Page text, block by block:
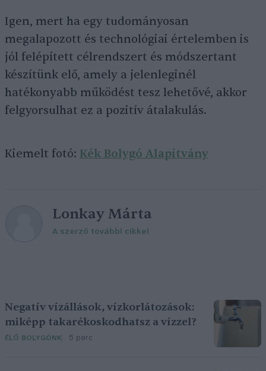
Igen, mert ha egy tudományosan
megalapozott és technológiai értelemben is
jól felépített célrendszert és módszertant
készítünk elő, amely a jelenleginél
hatékonyabb működést tesz lehetővé, akkor
felgyorsulhat ez a pozitív átalakulás.
Kiemelt fotó: Kék Bolygó Alapítvány
Lonkay Márta
A szerző további cikkei
Negatív vízállások, vízkorlátozások:
miképp takarékoskodhatsz a vízzel?
ÉLŐ BOLYGÓNK 5 perc